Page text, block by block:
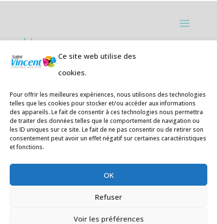
Ce site web utilise des
cookies.
Pour offrir les meilleures expériences, nous utilisons des technologies
telles que les cookies pour stocker et/ou accéder aux informations
des appareils. Le fait de consentir à ces technologies nous permettra
de traiter des données telles que le comportement de navigation ou
les ID uniques sur ce site. Le fait de ne pas consentir ou de retirer son
consentement peut avoir un effet négatif sur certaines caractéristiques
et fonctions.
OK
Refuser
Voir les préférences
Adresses:
Ecole primaire de la Plage,
Téléphone05 59 20 67 28
Collège Hendaye ville,1 rue de la
Libération 64700 Hendaye
Téléphone 05 59 48 89 00
E-mail:secretariat@saintvincent.eus